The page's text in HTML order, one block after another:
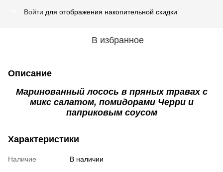
Войти для отображения накопительной скидки
В избранное
Описание
Маринованный лосось в пряных травах с
микс салатом, помидорами Черри и
паприковым соусом
Характеристики
Наличие В наличии